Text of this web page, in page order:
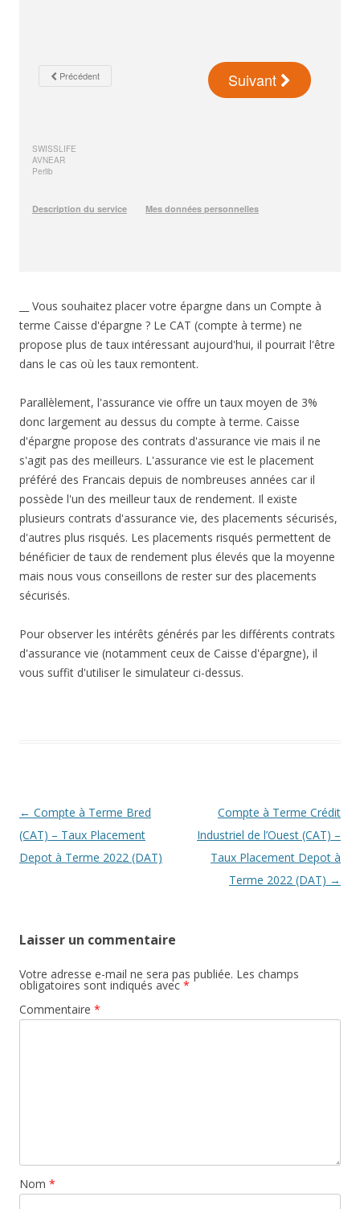
__ Vous souhaitez placer votre épargne dans un Compte à
terme Caisse d'épargne ? Le CAT (compte à terme) ne
propose plus de taux intéressant aujourd'hui, il pourrait l'être
dans le cas où les taux remontent.
Parallèlement, l'assurance vie offre un taux moyen de 3%
donc largement au dessus du compte à terme. Caisse
d'épargne propose des contrats d'assurance vie mais il ne
s'agit pas des meilleurs. L'assurance vie est le placement
préféré des Francais depuis de nombreuses années car il
possède l'un des meilleur taux de rendement. Il existe
plusieurs contrats d'assurance vie, des placements sécurisés,
d'autres plus risqués. Les placements risqués permettent de
bénéficier de taux de rendement plus élevés que la moyenne
mais nous vous conseillons de rester sur des placements
sécurisés.
Pour observer les intérêts générés par les différents contrats
d'assurance vie (notamment ceux de Caisse d'épargne), il
vous suffit d'utiliser le simulateur ci-dessus.
Navigation
des
articles
← Compte à Terme Bred
(CAT) – Taux Placement
Depot à Terme 2022 (DAT)
Compte à Terme Crédit
Industriel de l’Ouest (CAT) –
Taux Placement Depot à
Terme 2022 (DAT) →
Laisser un commentaire
Votre adresse e-mail ne sera pas publiée. Les champs
obligatoires sont indiqués avec *
Commentaire *
Nom *